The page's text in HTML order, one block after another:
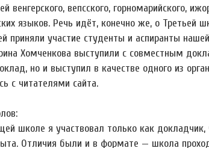
венгерского, вепсского, горномарийского,
языков. Речь идёт, конечно же, о Третьей
приняли участие студенты и аспиранты
Хомченкова выступили с совместным
но и выступил в качестве одного из
с читателями сайта.
школе я участвовал только как
Отличия были и в формате — школа